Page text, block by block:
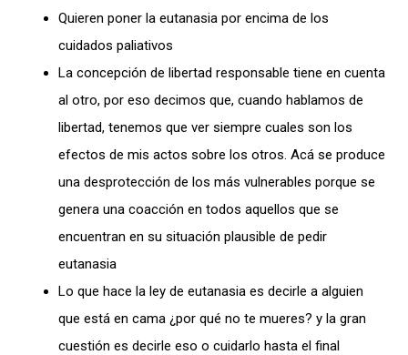
Quieren poner la eutanasia por encima de los
cuidados paliativos
La concepción de libertad responsable tiene en cuenta
al otro, por eso decimos que, cuando hablamos de
libertad, tenemos que ver siempre cuales son los
efectos de mis actos sobre los otros. Acá se produce
una desprotección de los más vulnerables porque se
genera una coacción en todos aquellos que se
encuentran en su situación plausible de pedir
eutanasia
Lo que hace la ley de eutanasia es decirle a alguien
que está en cama ¿por qué no te mueres? y la gran
cuestión es decirle eso o cuidarlo hasta el final